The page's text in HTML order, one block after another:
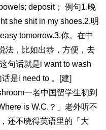
deposit； 例句1.晚
she shit in my shoes.2.明
tomorrow.3.你。在中
法，比如出恭，方便，去
句话就是i want to wash
是i need to 。[建]
一名中国留学生初到
is W.C.？」老外听不
还不晓得英语里的「大